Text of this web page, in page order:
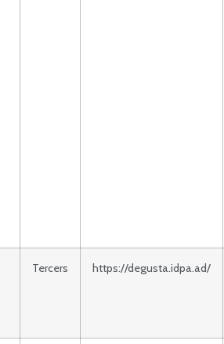
Tercers https://degusta.idpa.ad/